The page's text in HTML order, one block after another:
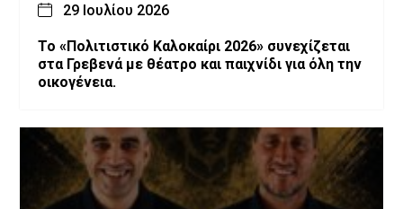
29 Ιουλίου 2026
Το «Πολιτιστικό Καλοκαίρι 2026» συνεχίζεται
στα Γρεβενά με θέατρο και παιχνίδι για όλη την
οικογένεια.